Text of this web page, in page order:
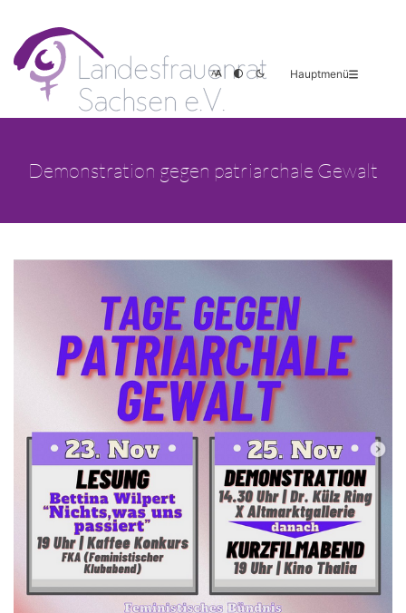
Hauptmenü
Demonstration gegen patriarchale Gewalt